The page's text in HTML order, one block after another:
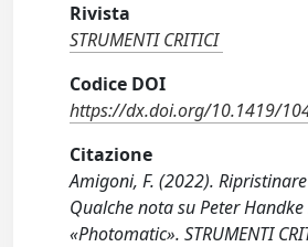
Rivista
STRUMENTI CRITICI
Codice DOI
https://dx.doi.org/10.1419/
Citazione
Amigoni, F. (2022). Ripristinare
Qualche nota su Peter
«Photomatic». STRUMENTI